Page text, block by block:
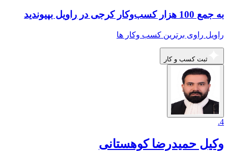
به جمع 100 هزار کسب‌وکار کرجی در راویل بپیوندید
راویل راوی برترین کسب وکار ها
ثبت کسب و کار
4
.
وکیل حمیدرضا کوهستانی